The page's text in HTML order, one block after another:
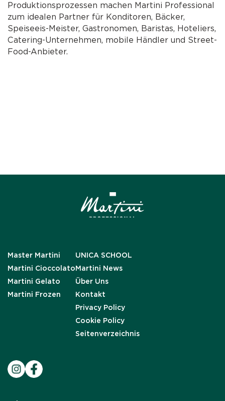
Produktionsprozessen machen Martini Professional
zum idealen Partner für Konditoren, Bäcker,
Speiseeis-Meister, Gastronomen, Baristas, Hoteliers,
Catering-Unternehmen, mobile Händler und Street-
Food-Anbieter.
Master Martini
Martini Cioccolato
Martini Gelato
Martini Frozen
UNICA SCHOOL
Martini News
Über Uns
Kontakt
Privacy Policy
Cookie Policy
Seitenverzeichnis